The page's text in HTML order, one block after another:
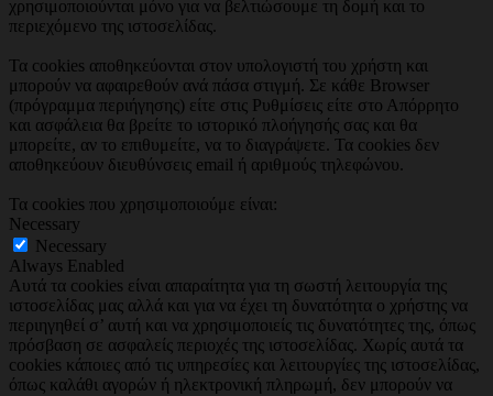
χρησιμοποιούνται μόνο για να βελτιώσουμε τη δομή και το
περιεχόμενο της ιστοσελίδας.
Τα cookies αποθηκεύονται στον υπολογιστή του χρήστη και
μπορούν να αφαιρεθούν ανά πάσα στιγμή. Σε κάθε Browser
(πρόγραμμα περιήγησης) είτε στις Ρυθμίσεις είτε στο Απόρρητο
και ασφάλεια θα βρείτε το ιστορικό πλοήγησής σας και θα
μπορείτε, αν το επιθυμείτε, να το διαγράψετε. Τα cookies δεν
αποθηκεύουν διευθύνσεις email ή αριθμούς τηλεφώνου.
Τα cookies που χρησιμοποιούμε είναι:
Necessary
Necessary
Always Enabled
Αυτά τα cookies είναι απαραίτητα για τη σωστή λειτουργία της
ιστοσελίδας μας αλλά και για να έχει τη δυνατότητα ο χρήστης να
περιηγηθεί σ’ αυτή και να χρησιμοποιείς τις δυνατότητες της, όπως
πρόσβαση σε ασφαλείς περιοχές της ιστοσελίδας. Χωρίς αυτά τα
cookies κάποιες από τις υπηρεσίες και λειτουργίες της ιστοσελίδας,
όπως καλάθι αγορών ή ηλεκτρονική πληρωμή, δεν μπορούν να